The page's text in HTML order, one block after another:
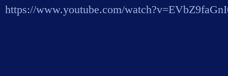
https://www.youtube.com/